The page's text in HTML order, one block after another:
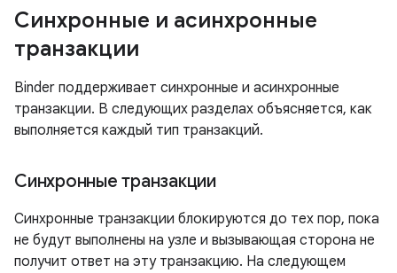
Синхронные и асинхронные
транзакции
Binder поддерживает синхронные и асинхронные
транзакции. В следующих разделах объясняется, как
выполняется каждый тип транзакций.
Синхронные транзакции
Синхронные транзакции блокируются до тех пор, пока
не будут выполнены на узле и вызывающая сторона не
получит ответ на эту транзакцию. На следующем